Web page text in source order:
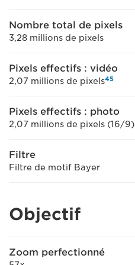
Nombre total de pixels
3,28 millions de pixels
Pixels effectifs : vidéo
2,07 millions de pixels45
Pixels effectifs : photo
2,07 millions de pixels (16/9)
Filtre
Filtre de motif Bayer
Objectif
Zoom perfectionné